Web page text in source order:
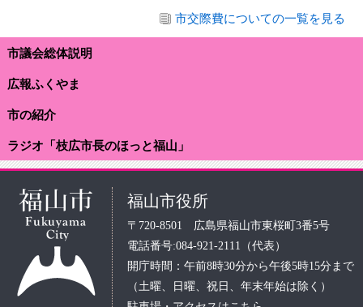
市交際費についての一覧を見る
市議会総体説明
広報ふくやま
市の紹介
ラジオ「枝広市長のほっと福山」
福山市役所
〒720-8501 広島県福山市東桜町3番5号
電話番号:084-921-2111（代表）
開庁時間：午前8時30分から午後5時15分まで
（土曜、日曜、祝日、年末年始は除く）